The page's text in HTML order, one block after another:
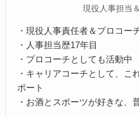
現役人事担当
・現役人事責任者＆プロコー
・人事担当歴17年目
・プロコーチとしても活動中
・キャリアコーチとして、こ
ポート
・お酒とスポーツが好きな、